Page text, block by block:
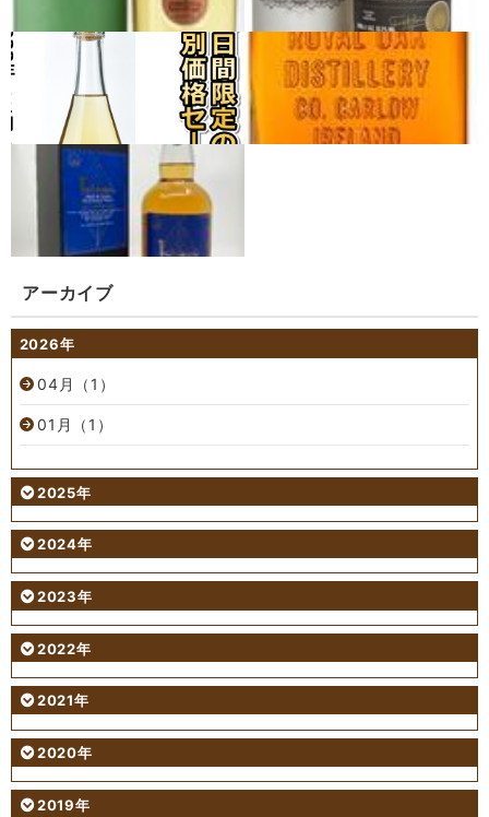
アーカイブ
2026年
04月（1）
01月（1）
2025年
2024年
2023年
2022年
2021年
2020年
2019年